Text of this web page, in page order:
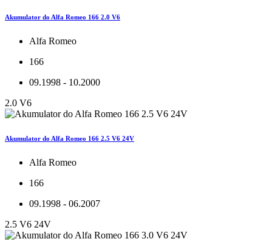
Akumulator do Alfa Romeo 166 2.0 V6
Alfa Romeo
166
09.1998 - 10.2000
2.0 V6
Akumulator do Alfa Romeo 166 2.5 V6 24V
Alfa Romeo
166
09.1998 - 06.2007
2.5 V6 24V